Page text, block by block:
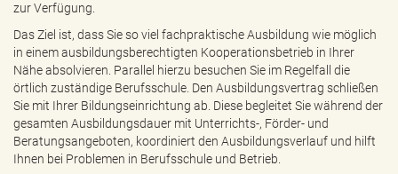
zur Verfügung.
Das Ziel ist, dass Sie so viel fachpraktische Ausbildung wie möglich
in einem ausbildungsberechtigten Kooperationsbetrieb in Ihrer
Nähe absolvieren. Parallel hierzu besuchen Sie im Regelfall die
örtlich zuständige Berufsschule. Den Ausbildungsvertrag schließen
Sie mit Ihrer Bildungseinrichtung ab. Diese begleitet Sie während der
gesamten Ausbildungsdauer mit Unterrichts-, Förder- und
Beratungsangeboten, koordiniert den Ausbildungsverlauf und hilft
Ihnen bei Problemen in Berufsschule und Betrieb.